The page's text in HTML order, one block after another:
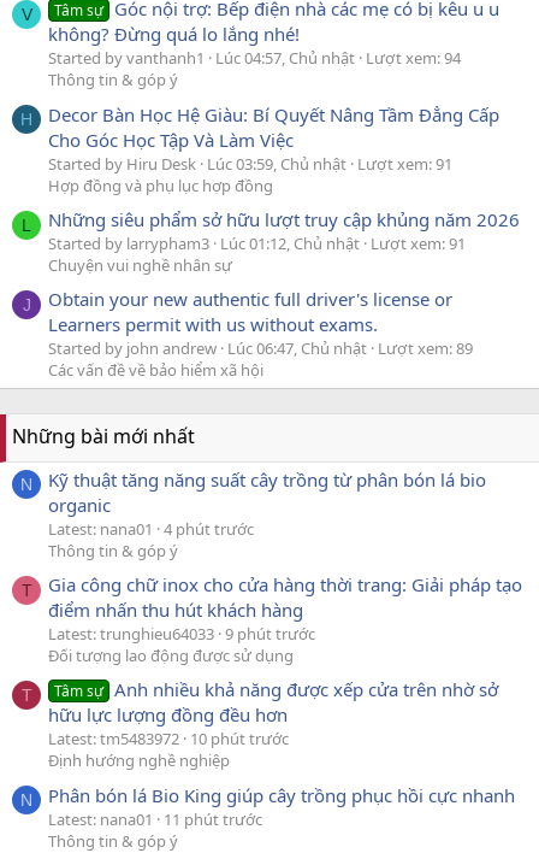
V Tâm sự Góc nội trợ: Bếp điện nhà các mẹ có bị kêu u u
không? Đừng quá lo lắng nhé!
Started by vanthanh1 Lúc 04:57, Chủ nhật Lượt xem: 94
Thông tin & góp ý
H
Decor Bàn Học Hệ Giàu: Bí Quyết Nâng Tầm Đẳng Cấp
Cho Góc Học Tập Và Làm Việc
Started by Hiru Desk Lúc 03:59, Chủ nhật Lượt xem: 91
Hợp đồng và phụ lục hợp đồng
L Những siêu phẩm sở hữu lượt truy cập khủng năm 2026
Started by larrypham3 Lúc 01:12, Chủ nhật Lượt xem: 91
Chuyện vui nghề nhân sự
J
Obtain your new authentic full driver's license or
Learners permit with us without exams.
Started by john andrew Lúc 06:47, Chủ nhật Lượt xem: 89
Các vấn đề về bảo hiểm xã hội
Những bài mới nhất
N
Kỹ thuật tăng năng suất cây trồng từ phân bón lá bio
organic
Latest: nana01
4 phút trước
Thông tin & góp ý
T
Gia công chữ inox cho cửa hàng thời trang: Giải pháp tạo
điểm nhấn thu hút khách hàng
Latest: trunghieu64033 9 phút trước
Đối tượng lao động được sử dụng
T Tâm sự Anh nhiều khả năng được xếp cửa trên nhờ sở
hữu lực lượng đồng đều hơn
Latest: tm5483972 10 phút trước
Định hướng nghề nghiệp
N Phân bón lá Bio King giúp cây trồng phục hồi cực nhanh
Latest: nana01
11 phút trước
Thông tin & góp ý